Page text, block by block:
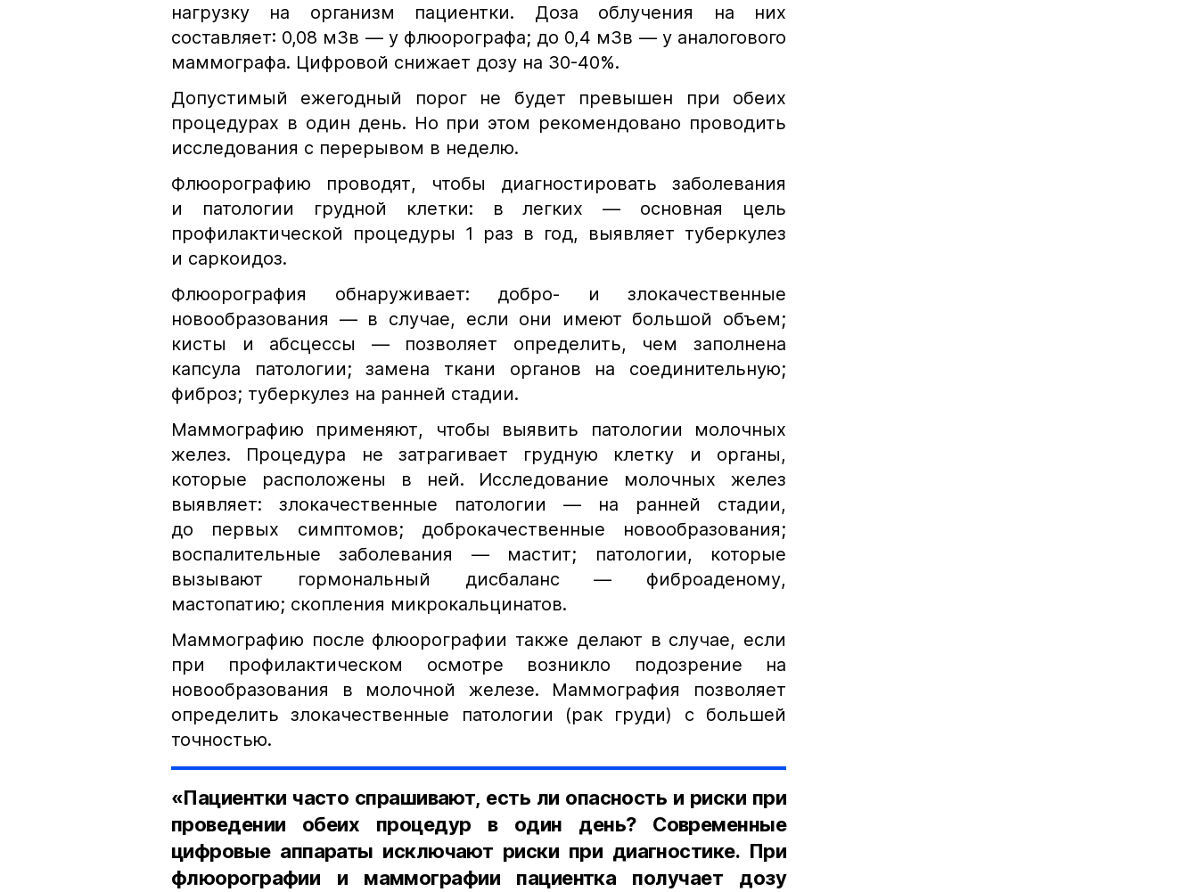
нагрузку на организм пациентки. Доза облучения на них
составляет: 0,08 мЗв — у флюорографа; до 0,4 мЗв — у аналогового
маммографа. Цифровой снижает дозу на 30-40%.
Допустимый ежегодный порог не будет превышен при обеих
процедурах в один день. Но при этом рекомендовано проводить
исследования с перерывом в неделю.
Флюорографию проводят, чтобы диагностировать заболевания
и патологии грудной клетки: в легких — основная цель
профилактической процедуры 1 раз в год, выявляет туберкулез
и саркоидоз.
Флюорография обнаруживает: добро- и злокачественные
новообразования — в случае, если они имеют большой объем;
кисты и абсцессы — позволяет определить, чем заполнена
капсула патологии; замена ткани органов на соединительную;
фиброз; туберкулез на ранней стадии.
Маммографию применяют, чтобы выявить патологии молочных
желез. Процедура не затрагивает грудную клетку и органы,
которые расположены в ней. Исследование молочных желез
выявляет: злокачественные патологии — на ранней стадии,
до первых симптомов; доброкачественные новообразования;
воспалительные заболевания — мастит; патологии, которые
вызывают гормональный дисбаланс — фиброаденому,
мастопатию; скопления микрокальцинатов.
Маммографию после флюорографии также делают в случае, если
при профилактическом осмотре возникло подозрение на
новообразования в молочной железе. Маммография позволяет
определить злокачественные патологии (рак груди) с большей
точностью.
«Пациентки часто спрашивают, есть ли опасность и риски при
проведении обеих процедур в один день? Современные
цифровые аппараты исключают риски при диагностике. При
флюорографии и маммографии пациентка получает дозу